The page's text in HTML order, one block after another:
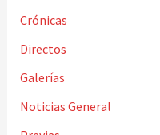
Crónicas
Directos
Galerías
Noticias General